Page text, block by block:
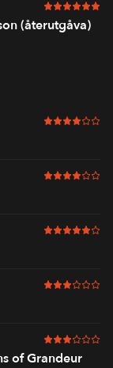
6 av 6 i
(återutgåva)
4 av 6 i
4 av 6 i
5 av 6 i
3 av 6 i
3 av 6 i
of Grandeur